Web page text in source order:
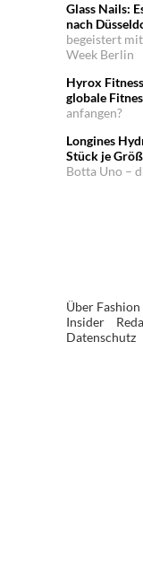
Glass Nails:
nach
begeistert
Week Berlin
Hyrox
globale
anfangen?
Longines
Stück je
Botta Uno –
Über
Insider
Datenschutz